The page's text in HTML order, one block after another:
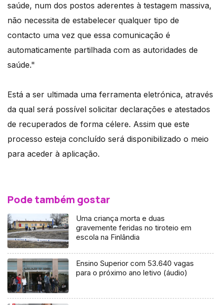
saúde, num dos postos aderentes à testagem massiva,
não necessita de estabelecer qualquer tipo de
contacto uma vez que essa comunicação é
automaticamente partilhada com as autoridades de
saúde."
Está a ser ultimada uma ferramenta eletrónica, através
da qual será possível solicitar declarações e atestados
de recuperados de forma célere. Assim que este
processo esteja concluído será disponibilizado o meio
para aceder à aplicação.
Pode também gostar
Uma criança morta e duas
gravemente feridas no tiroteio em
escola na Finlândia
Ensino Superior com 53.640 vagas
para o próximo ano letivo (áudio)